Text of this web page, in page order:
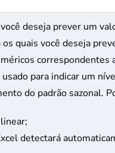
deseja prever um
quais você deseja
correspondentes
para indicar um
do padrão sazonal.
detectará